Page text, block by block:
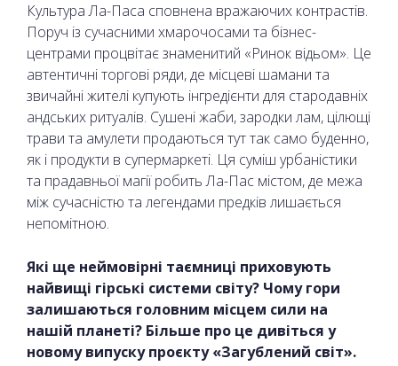
Культура Ла-Паса сповнена вражаючих контрастів.
Поруч із сучасними хмарочосами та бізнес-
центрами процвітає знаменитий «Ринок відьом». Це
автентичні торгові ряди, де місцеві шамани та
звичайні жителі купують інгредієнти для стародавніх
андських ритуалів. Сушені жаби, зародки лам, цілющі
трави та амулети продаються тут так само буденно,
як і продукти в супермаркеті. Ця суміш урбаністики
та прадавньої магії робить Ла-Пас містом, де межа
між сучасністю та легендами предків лишається
непомітною.
Які ще неймовірні таємниці приховують
найвищі гірські системи світу? Чому гори
залишаються головним місцем сили на
нашій планеті? Більше про це дивіться у
новому випуску проєкту «Загублений світ».